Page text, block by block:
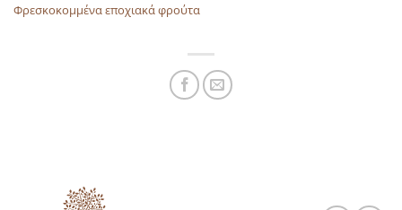
Φρεσκοκομμένα εποχιακά φρούτα